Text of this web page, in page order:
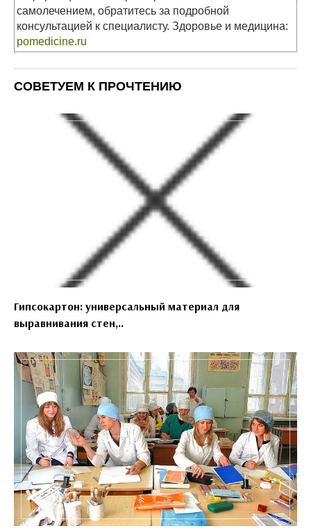
самолечением, обратитесь за подробной
консультацией к специалисту. Здоровье и медицина:
pomedicine.ru
СОВЕТУЕМ К ПРОЧТЕНИЮ
Гипсокартон: универсальный материал для
выравнивания стен,..